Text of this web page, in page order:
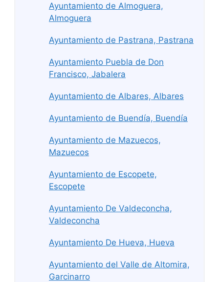
Ayuntamiento de Almoguera,
Almoguera
Ayuntamiento de Pastrana, Pastrana
Ayuntamiento Puebla de Don
Francisco, Jabalera
Ayuntamiento de Albares, Albares
Ayuntamiento de Buendía, Buendía
Ayuntamiento de Mazuecos,
Mazuecos
Ayuntamiento de Escopete,
Escopete
Ayuntamiento De Valdeconcha,
Valdeconcha
Ayuntamiento De Hueva, Hueva
Ayuntamiento del Valle de Altomira,
Garcinarro